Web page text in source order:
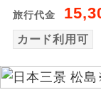
旅行代金
カード利用可
新コース